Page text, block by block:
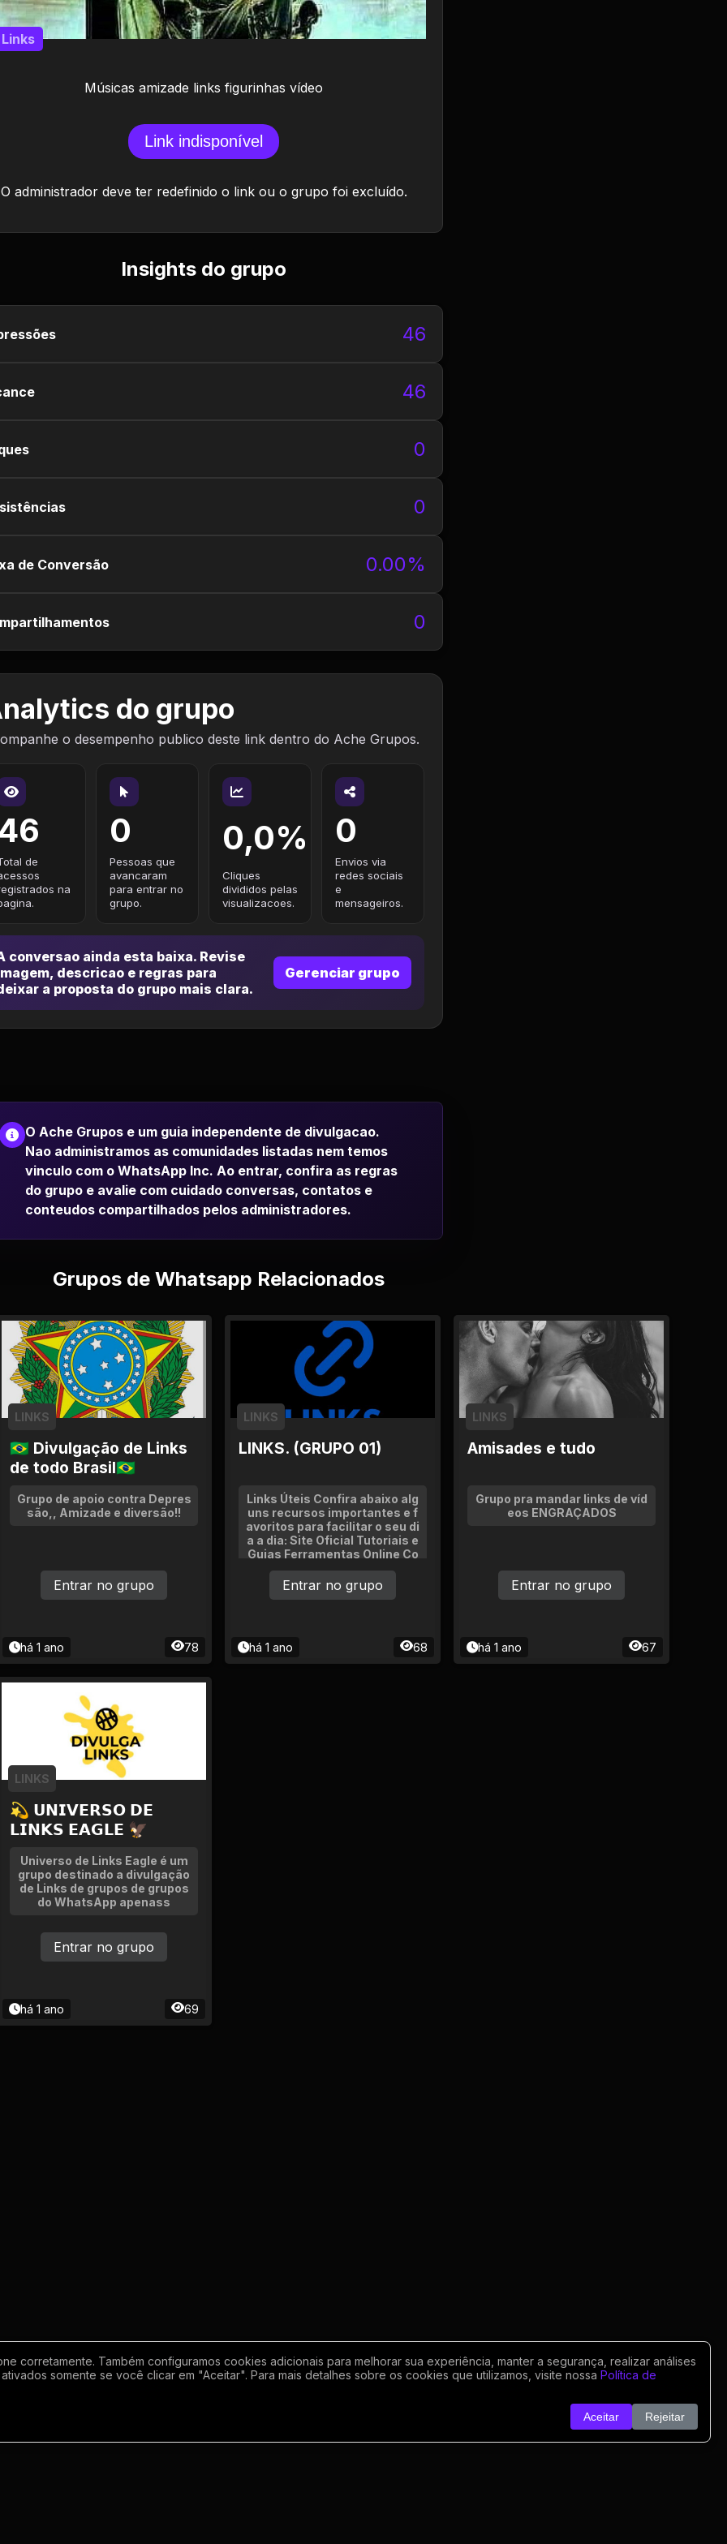
Músicas amizade links figurinhas vídeo
Links
Link indisponível
O administrador deve ter redefinido o link ou o grupo foi excluído.
Insights do grupo
46
46
0
0
de Conversão 0.00%
0
do grupo
o desempenho publico deste link dentro do Ache Grupos.
de
na
0
Pessoas que
avancaram
para entrar no
grupo.
0,0%
Cliques
divididos pelas
visualizacoes.
0
Envios via
redes sociais
e
mensageiros.
conversao ainda esta baixa. Revise
descricao e regras para
a proposta do grupo mais clara.
Gerenciar grupo
O Ache Grupos e um guia independente de divulgacao.
Nao administramos as comunidades listadas nem temos
vinculo com o WhatsApp Inc. Ao entrar, confira as regras
do grupo e avalie com cuidado conversas, contatos e
conteudos compartilhados pelos administradores.
Grupos de Whatsapp Relacionados
🇧🇷 Divulgação de Links
de todo Brasil🇧🇷
LINKS
Grupo de apoio contra Depres
são,, Amizade e diversão!!
há 1 ano 78
Entrar no grupo
LINKS. (GRUPO 01)
LINKS
Links Úteis Confira abaixo alg
uns recursos importantes e f
avoritos para facilitar o seu di
a a dia: Site Oficial Tutoriais e
Guias Ferramentas Online Co
ntato e Suporte Novidades e
Atualizações
há 1 ano 68
Entrar no grupo
Amisades e tudo
LINKS
Grupo pra mandar links de víd
eos ENGRAÇADOS
há 1 ano 67
Entrar no grupo
💫 𝗨𝗡𝗜𝗩𝗘𝗥𝗦𝗢 𝗗𝗘
𝗟𝗜𝗡𝗞𝗦 𝗘𝗔𝗚𝗟𝗘 🦅
LINKS
Universo de Links Eagle é um
grupo destinado a divulgação
de Links de grupos de grupos
do WhatsApp apenass
há 1 ano 69
Entrar no grupo
corretamente. Também configuramos cookies adicionais para melhorar sua experiência, manter a segurança, realizar análises
somente se você clicar em "Aceitar". Para mais detalhes sobre os cookies que utilizamos, visite nossa Política de
Aceitar Rejeitar